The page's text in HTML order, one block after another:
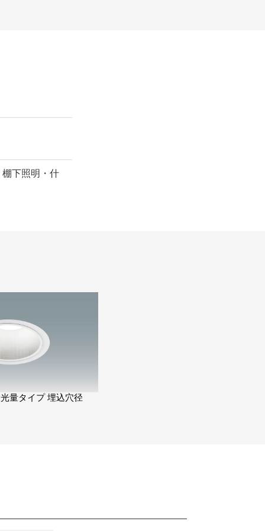
下照明・什
量タイプ 埋込穴径